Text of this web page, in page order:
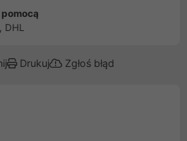
DHL
Drukuj Zgłoś błąd